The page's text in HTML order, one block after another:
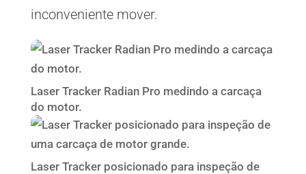
inconveniente mover.
Laser Tracker Radian Pro medindo a carcaça
do motor.
Laser Tracker posicionado para inspeção de